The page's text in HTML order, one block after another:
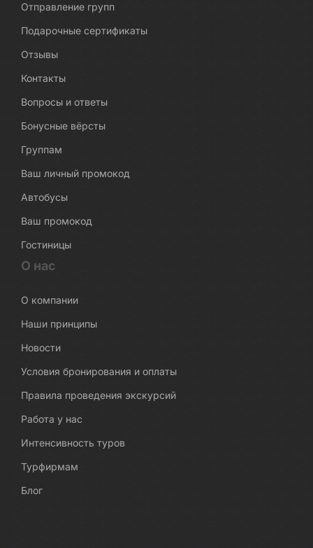
Отправление групп
Подарочные сертификаты
Отзывы
Контакты
Вопросы и ответы
Бонусные вёрсты
Группам
Ваш личный промокод
Автобусы
Ваш промокод
Гостиницы
О нас
О компании
Наши принципы
Новости
Условия бронирования и оплаты
Правила проведения экскурсий
Работа у нас
Интенсивность туров
Турфирмам
Блог